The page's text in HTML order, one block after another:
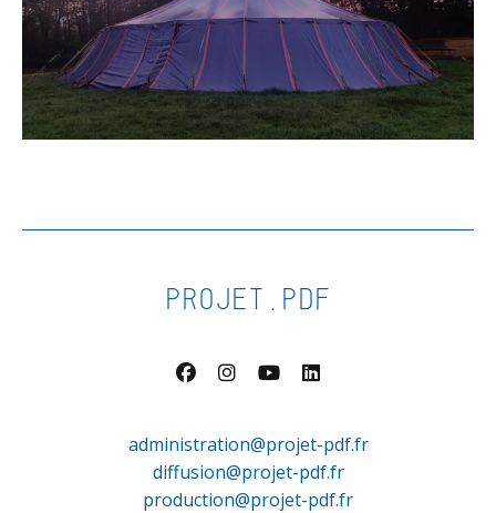
PROJET.PDF
administration@projet-pdf.fr
diffusion@projet-pdf.fr
production@projet-pdf.fr